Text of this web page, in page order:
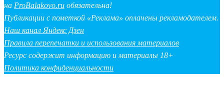
на ProBalakovo.ru обязательна!
Публикации с пометкой «Реклама» оплачены рекламодателем.
Наш канал Яндекс Дзен
Правила перепечатки и использования материалов
Ресурс содержит информацию и материалы 18+
Политика конфиденциальности